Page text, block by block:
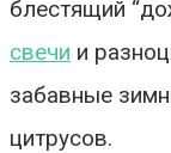
блестящий
свечи и
забавные
цитрусов.